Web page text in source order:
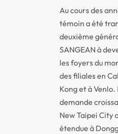
Au cours des
témoin a été
deuxième
SANGEAN à
les foyers du
des filiales en
Kong et à
demande
New Taipei City
étendue à